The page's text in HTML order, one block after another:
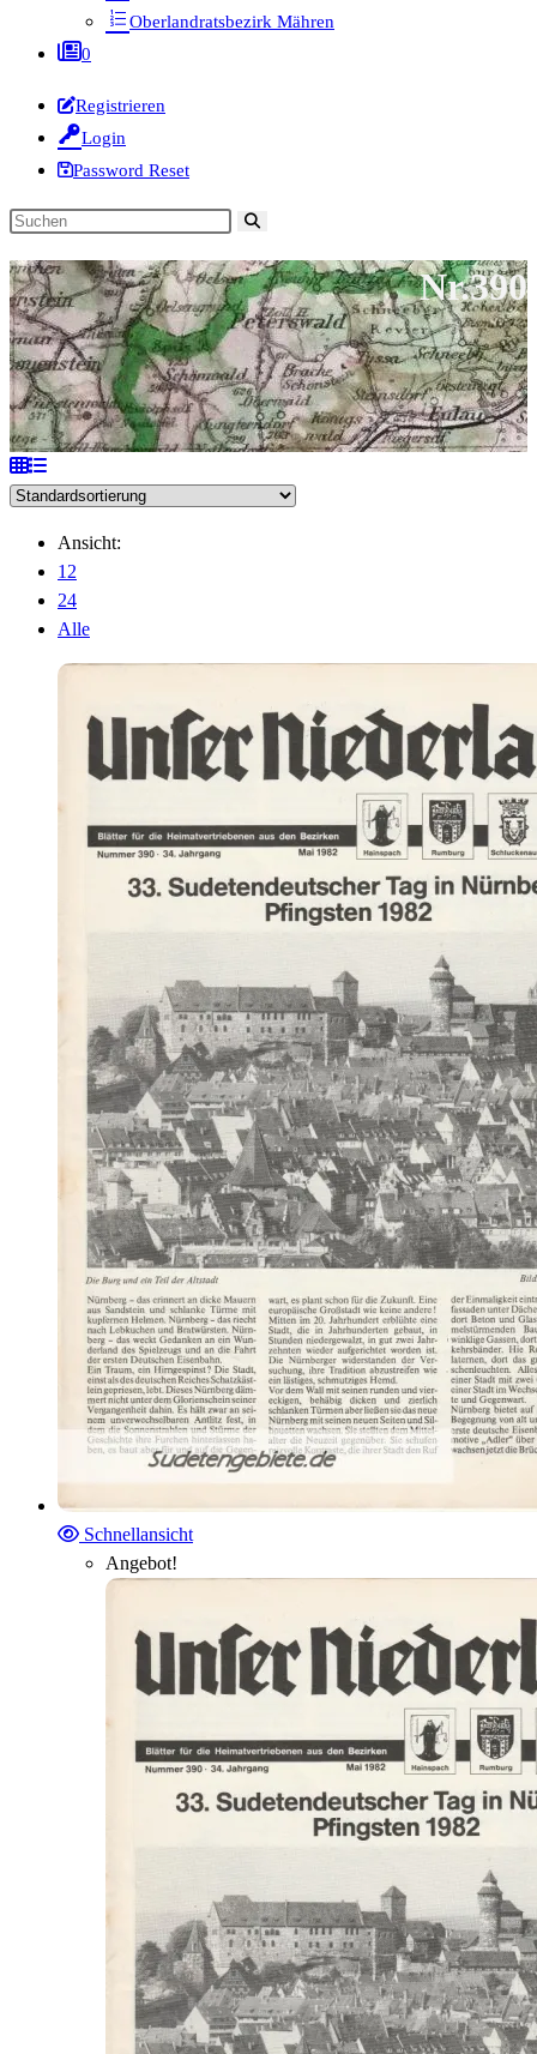
Oberlandratsbezirk Mähren
0
Registrieren
Login
Password Reset
Diese
durchsuchen
Nr.390
Ansicht:
12
24
Alle
Schnellansicht
Angebot!